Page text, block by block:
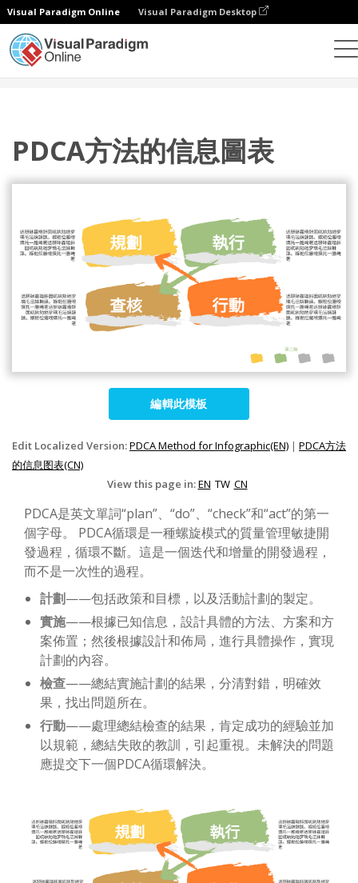
Visual Paradigm Online Visual Paradigm Desktop
PDCA方法的信息圖表
編輯此模板
Edit Localized Version:PDCA Method for Infographic(EN) | PDCA方法
的信息图表(CN)
View this page in:EN TW CN
PDCA是英文單詞“plan”、“do”、“check”和“act”的第一
個字母。 PDCA循環是一種螺旋模式的質量管理敏捷開
發過程，循環不斷。這是一個迭代和增量的開發過程，
而不是一次性的過程。
計劃——包括政策和目標，以及活動計劃的製定。
實施——根據已知信息，設計具體的方法、方案和方
案佈置；然後根據設計和佈局，進行具體操作，實現
計劃的內容。
檢查——總結實施計劃的結果，分清對錯，明確效
果，找出問題所在。
行動——處理總結檢查的結果，肯定成功的經驗並加
以規範，總結失敗的教訓，引起重視。未解決的問題
應提交下一個PDCA循環解決。